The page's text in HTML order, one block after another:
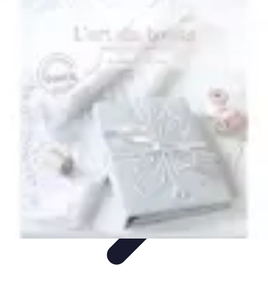
Entretien et Maintenance
Materiel Tracteur